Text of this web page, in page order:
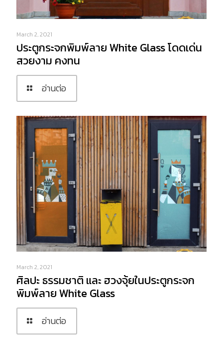
March 2, 2021
ประตูกระจกพิมพ์ลาย White Glass โดดเด่น
สวยงาม คงทน
อ่านต่อ
March 2, 2021
ศิลปะ ธรรมชาติ และ ฮวงจุ้ยในประตูกระจก
พิมพ์ลาย White Glass
อ่านต่อ